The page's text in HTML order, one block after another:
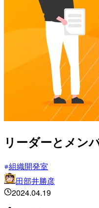
リーダーとメン
組織開発室
田部井勝彦
2024.04.19